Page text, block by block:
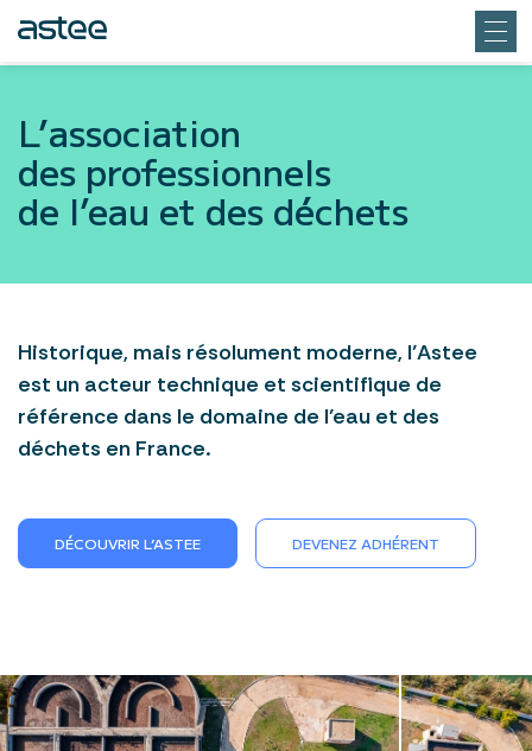
L’association
des professionnels
de l’eau et des déchets
Historique, mais résolument moderne, l’Astee
est un acteur technique et scientifique de
référence dans le domaine de l’eau et des
déchets en France.
DÉCOUVRIR L’ASTEE DEVENEZ ADHÉRENT